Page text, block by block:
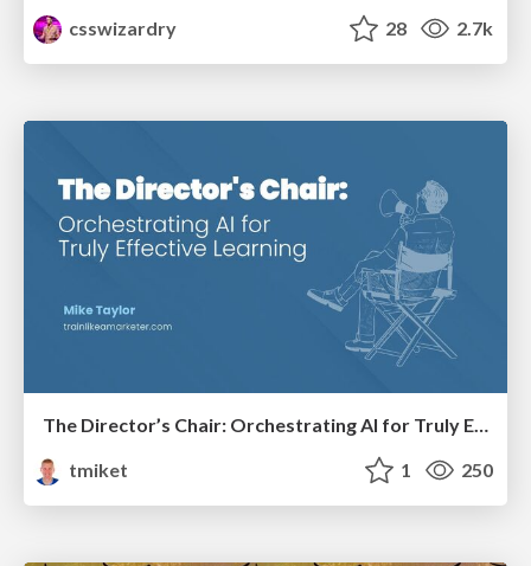
csswizardry
28 2.7k
The Director’s Chair: Orchestrating AI for Truly Effective Learning
tmiket
1 250